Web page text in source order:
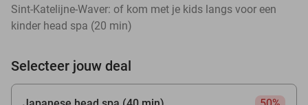
Sint-Katelijne-Waver: of kom met je kids langs voor een
kinder head spa (20 min)
Selecteer jouw deal